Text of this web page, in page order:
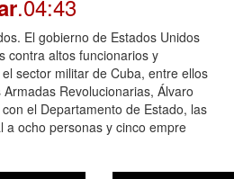
.04:43
El gobierno de Estados Unidos
contra altos funcionarios y
sector militar de Cuba, entre ellos
Revolucionarias, Álvaro
el Departamento de Estado, las
a ocho personas y cinco empre